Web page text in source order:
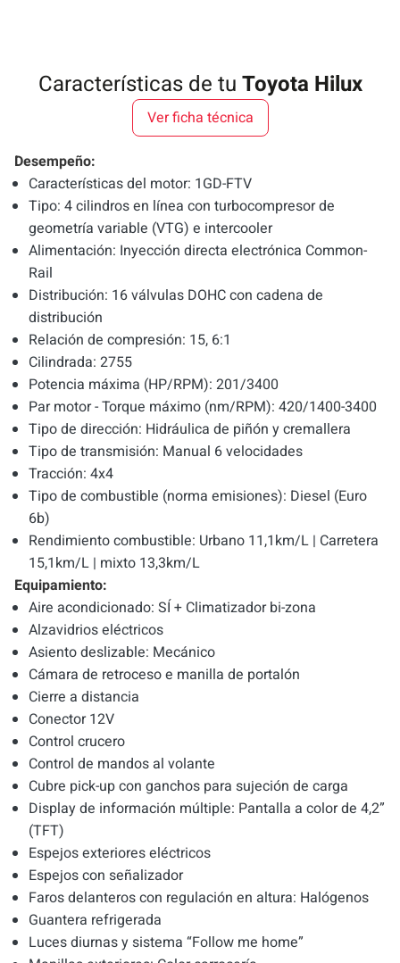
Características de tu Toyota Hilux
Ver ficha técnica
Desempeño:
Características del motor: 1GD-FTV
Tipo: 4 cilindros en línea con turbocompresor de
geometría variable (VTG) e intercooler
Alimentación: Inyección directa electrónica Common-
Rail
Distribución: 16 válvulas DOHC con cadena de
distribución
Relación de compresión: 15, 6:1
Cilindrada: 2755
Potencia máxima (HP/RPM): 201/3400
Par motor - Torque máximo (nm/RPM): 420/1400-3400
Tipo de dirección: Hidráulica de piñón y cremallera
Tipo de transmisión: Manual 6 velocidades
Tracción: 4x4
Tipo de combustible (norma emisiones): Diesel (Euro
6b)
Rendimiento combustible: Urbano 11,1km/L | Carretera
15,1km/L | mixto 13,3km/L
Equipamiento:
Aire acondicionado: SÍ + Climatizador bi-zona
Alzavidrios eléctricos
Asiento deslizable: Mecánico
Cámara de retroceso e manilla de portalón
Cierre a distancia
Conector 12V
Control crucero
Control de mandos al volante
Cubre pick-up con ganchos para sujeción de carga
Display de información múltiple: Pantalla a color de 4,2”
(TFT)
Espejos exteriores eléctricos
Espejos con señalizador
Faros delanteros con regulación en altura: Halógenos
Guantera refrigerada
Luces diurnas y sistema “Follow me home”